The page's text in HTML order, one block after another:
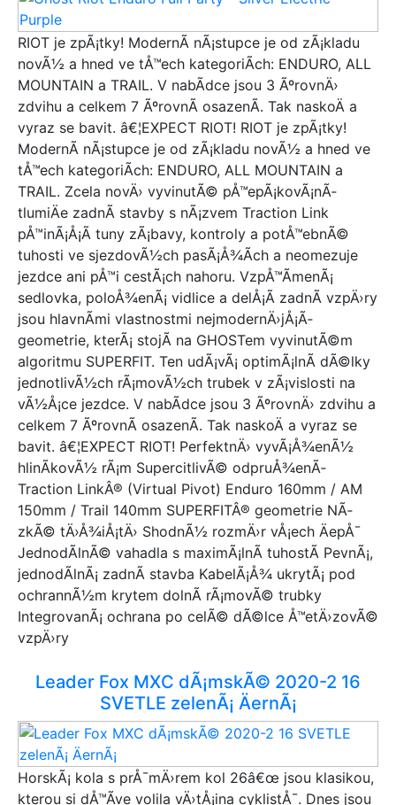
RIOT je zpÃ¡tky! ModernÃ­ nÃ¡stupce je od zÃ¡kladu
novÃ½ a hned ve tÅ™ech kategoriÃ­ch: ENDURO, ALL
MOUNTAIN a TRAIL. V nabÃ­dce jsou 3 ÃºrovnÄ›
zdvihu a celkem 7 ÃºrovnÃ­ osazenÃ­. Tak naskoÄ a
vyraz se bavit. â€¦EXPECT RIOT! RIOT je zpÃ¡tky!
ModernÃ­ nÃ¡stupce je od zÃ¡kladu novÃ½ a hned ve
tÅ™ech kategoriÃ­ch: ENDURO, ALL MOUNTAIN a
TRAIL. Zcela novÄ› vyvinutÃ© pÅ™epÃ¡kovÃ¡nÃ­
tlumiÄe zadnÃ­ stavby s nÃ¡zvem Traction Link
pÅ™inÃ¡Å¡Ã­ tuny zÃ¡bavy, kontroly a potÅ™ebnÃ©
tuhosti ve sjezdovÃ½ch pasÃ¡Å¾Ã­ch a neomezuje
jezdce ani pÅ™i cestÃ¡ch nahoru. VzpÅ™Ã­menÃ¡
sedlovka, poloÅ¾enÃ¡ vidlice a delÅ¡Ã­ zadnÃ­ vzpÄ›ry
jsou hlavnÃ­mi vlastnostmi nejmodernÄ›jÅ¡Ã­
geometrie, kterÃ¡ stojÃ­ na GHOSTem vyvinutÃ©m
algoritmu SUPERFIT. Ten udÃ¡vÃ¡ optimÃ¡lnÃ­ dÃ©lky
jednotlivÃ½ch rÃ¡movÃ½ch trubek v zÃ¡vislosti na
vÃ½Å¡ce jezdce. V nabÃ­dce jsou 3 ÃºrovnÄ› zdvihu a
celkem 7 ÃºrovnÃ­ osazenÃ­. Tak naskoÄ a vyraz se
bavit. â€¦EXPECT RIOT! PerfektnÄ› vyvÃ¡Å¾enÃ½
hlinÃ­kovÃ½ rÃ¡m SupercitlivÃ© odpruÅ¾enÃ­
Traction LinkÂ® (Virtual Pivot) Enduro 160mm / AM
150mm / Trail 140mm SUPERFITÂ® geometrie NÃ­
zkÃ© tÄ›Å¾iÅ¡tÄ› ShodnÃ½ rozmÄ›r vÅ¡ech ÄepÅ¯
JednodÃ­lnÃ© vahadla s maximÃ¡lnÃ­ tuhostÃ­ PevnÃ¡,
jednodÃ­lnÃ¡ zadnÃ­ stavba KabelÃ¡Å¾ ukrytÃ¡ pod
ochrannÃ½m krytem dolnÃ­ rÃ¡movÃ© trubky
IntegrovanÃ¡ ochrana po celÃ© dÃ©lce Å™etÄ›zovÃ©
vzpÄ›ry
Leader Fox MXC dÃ¡mskÃ© 2020-2 16
SVETLE zelenÃ¡ ÄernÃ¡
HorskÃ¡ kola s prÅ¯mÄ›rem kol 26â€œ jsou klasikou,
kterou si dÅ™Ã­ve volila vÄ›tÅ¡ina cyklistÅ¯. Dnes jsou